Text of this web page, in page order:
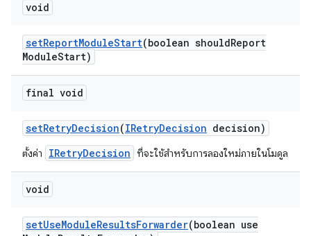
void
setReportModuleStart(boolean shouldReport
ModuleStart)
final void
setRetryDecision(IRetryDecision decision)
ตั้งค่า IRetryDecision ที่จะใช้สำหรับการลองใหม่ภายในโมดูล
void
setUseModuleResultsForwarder(boolean use